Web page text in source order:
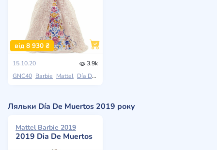
від 8 930 ₴
15.10.20
3.9k
GNC40 Barbie Mattel Día De Muertos
Ляльки Día De Muertos 2019 року
Mattel Barbie 2019
2019 Dia De Muertos